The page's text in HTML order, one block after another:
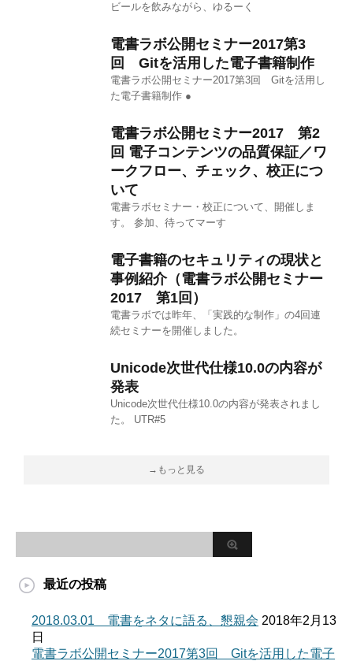
ビールを飲みながら、ゆるーく
電書ラボ公開セミナー2017第3
回 Gitを活用した電子書籍制作
電書ラボ公開セミナー2017第3回 Gitを活用し
た電子書籍制作 ●
電書ラボ公開セミナー2017 第2
回 電子コンテンツの品質保証／ワ
ークフロー、チェック、校正につ
いて
電書ラボセミナー・校正について、開催しま
す。 参加、待ってマーす
電子書籍のセキュリティの現状と
事例紹介（電書ラボ公開セミナー
2017 第1回）
電書ラボでは昨年、「実践的な制作」の4回連
続セミナーを開催しました。
Unicode次世代仕様10.0の内容が
発表
Unicode次世代仕様10.0の内容が発表されまし
た。 UTR#5
→もっと見る
最近の投稿
2018.03.01 電書をネタに語る、懇親会 2018年2月13
日
電書ラボ公開セミナー2017第3回 Gitを活用した電子